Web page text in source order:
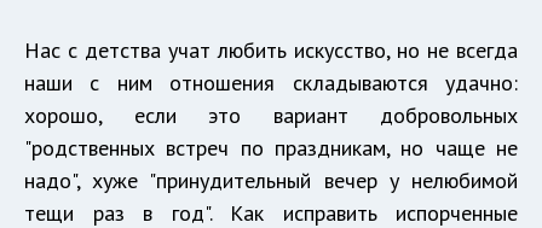
Нас с детства учат любить искусство, но не всегда
наши с ним отношения складываются удачно:
хорошо, если это вариант добровольных
"родственных встреч по праздникам, но чаще не
надо", хуже "принудительный вечер у нелюбимой
тещи раз в год". Как исправить испорченные